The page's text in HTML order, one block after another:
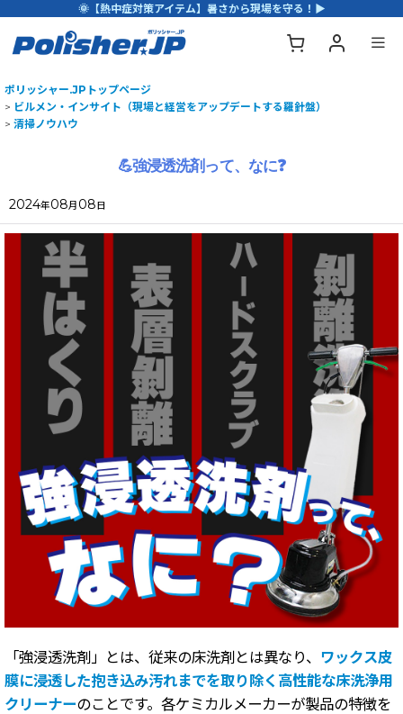
🌞【熱中症対策アイテム】暑さから現場を守る！▶
ポリッシャー.JPトップページ
> ビルメン・インサイト（現場と経営をアップデートする羅針盤）
> 清掃ノウハウ
💪強浸透洗剤って、なに❓
2024年08月 08日
「強浸透洗剤」とは、従来の床洗剤とは異なり、 ワックス皮
膜に浸透した抱き込み汚れまでを取り除く高性能な床洗浄用
クリーナーのことです。各ケミカルメーカーが製品の特徴を